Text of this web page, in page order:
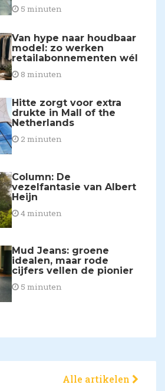
5 minuten
Van hype naar houdbaar
model: zo werken
retailabonnementen wél
8 minuten
Hitte zorgt voor extra
drukte in Mall of the
Netherlands
2 minuten
Column: De
vezelfantasie van Albert
Heijn
4 minuten
Mud Jeans: groene
idealen, maar rode
cijfers vellen de pionier
5 minuten
Alle artikelen